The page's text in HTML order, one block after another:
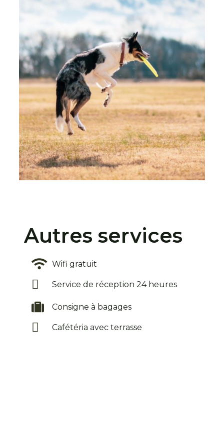
Autres services
Wifi gratuit
Service de réception 24 heures
Consigne à bagages
Cafétéria avec terrasse